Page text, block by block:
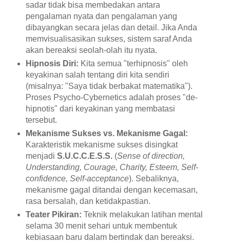
sadar tidak bisa membedakan antara
pengalaman nyata dan pengalaman yang
dibayangkan secara jelas dan detail. Jika Anda
memvisualisasikan sukses, sistem saraf Anda
akan bereaksi seolah-olah itu nyata.
Hipnosis Diri: Kita semua "terhipnosis" oleh
keyakinan salah tentang diri kita sendiri
(misalnya: "Saya tidak berbakat matematika").
Proses Psycho-Cybernetics adalah proses "de-
hipnotis" dari keyakinan yang membatasi
tersebut.
Mekanisme Sukses vs. Mekanisme Gagal:
Karakteristik mekanisme sukses disingkat
menjadi S.U.C.C.E.S.S.(Sense of direction,
Understanding, Courage, Charity, Esteem, Self-
confidence, Self-acceptance). Sebaliknya,
mekanisme gagal ditandai dengan kecemasan,
rasa bersalah, dan ketidakpastian.
Teater Pikiran: Teknik melakukan latihan mental
selama 30 menit sehari untuk membentuk
kebiasaan baru dalam bertindak dan bereaksi.